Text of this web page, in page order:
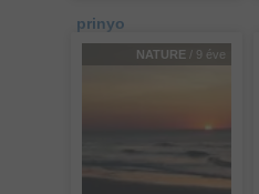
prinyo
NATURE / 9 éve